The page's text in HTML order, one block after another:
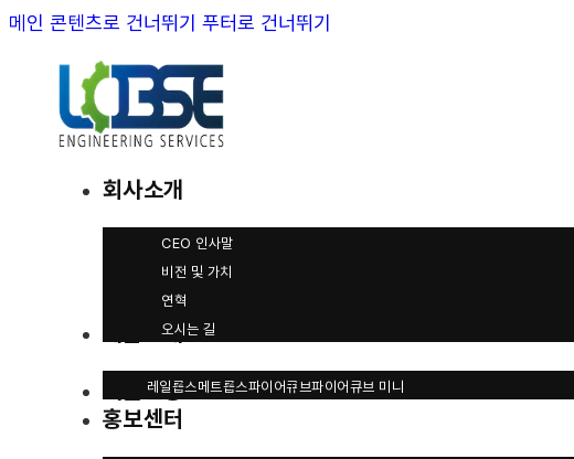
메인 콘텐츠로 건너뛰기 푸터로 건너뛰기
회사소개
CEO 인사말
비전 및 가치
연혁
오시는 길
제품소개
레일롭스메트롭스파이어큐브파이어큐브 미니
기술인증
홍보센터